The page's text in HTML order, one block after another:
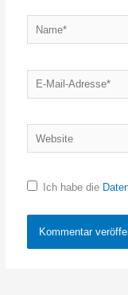
Name*
E-
Mail-
Website
Ich habe die